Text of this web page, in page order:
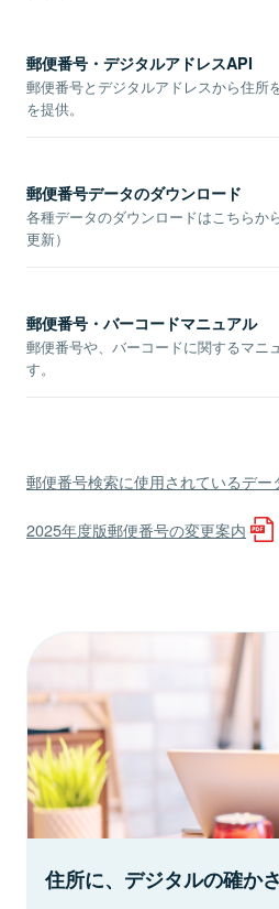
郵便番号・デジタルアドレスAPI
郵便番号とデジタルアドレスから住所
を提供。
郵便番号データのダウンロード
各種データのダウンロードはこちらか
更新）
郵便番号・バーコードマニュアル
郵便番号や、バーコードに関するマニ
す。
郵便番号検索に使用されているデー
2025年度版郵便番号の変更案内
住所に、デジタルの確かさ